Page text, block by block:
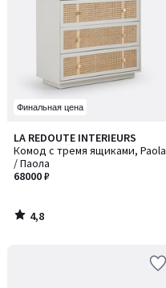
Финальная цена
LA REDOUTE INTERIEURS
Комод с тремя ящиками, Paola
/ Паола
68000 ₽
4,8
/ 5
4,8
/